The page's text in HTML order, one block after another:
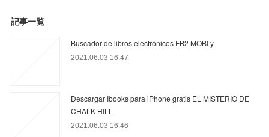
記事一覧
Buscador de libros electrónicos FB2 MOBI y
2021.06.03 16:47
Descargar Ibooks para iPhone gratis EL MISTERIO DE
CHALK HILL
2021.06.03 16:46